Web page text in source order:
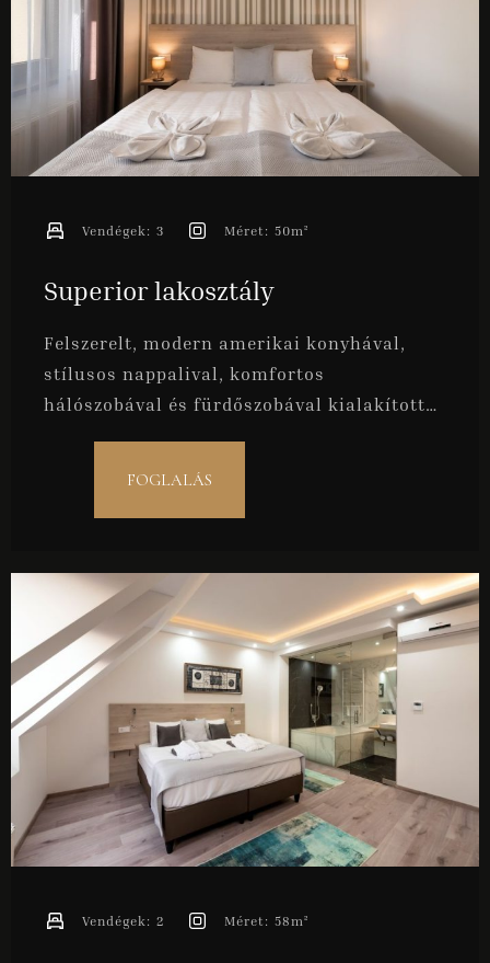
Superior lakosztály
Felszerelt, modern amerikai konyhával,
stílusos nappalival, komfortos
hálószobával és fürdőszobával kialakított
Vendégek: 3 Méret: 50m²
FOGLALÁS
Vendégek: 2 Méret: 58m²
Bejelentkezés
Kijelentkezés